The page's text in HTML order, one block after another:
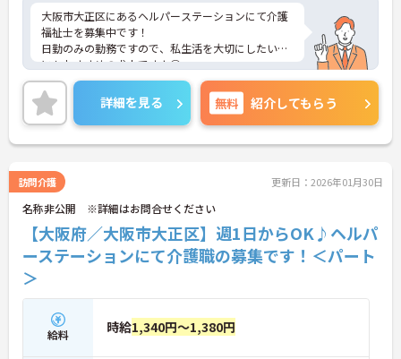
大阪市大正区にあるヘルパーステーションにて介護
福祉士を募集中です！
日勤のみの勤務ですので、私生活を大切にしたい方
にもおすすめの求人ですよ◎
少しでも興味をお持ちであれば詳細なお話を致しま
すので気軽にご連絡ください。
詳細を見る 無料 紹介してもらう
訪問介護 更新日：2026年01月30日
名称非公開 ※詳細はお問合せください
【大阪府／大阪市大正区】週1日からOK♪ヘルパ
ーステーションにて介護職の募集です！＜パート
＞
給料 時給1,340円～1,380円